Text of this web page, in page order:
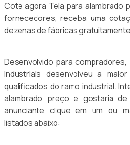
Cote agora Tela para alambrado
fornecedores, receba uma
dezenas de fábricas
Desenvolvido para
Industriais desenvolveu a
qualificados do ramo industrial.
alambrado preço e gostaria
anunciante clique em um ou
listados abaixo: